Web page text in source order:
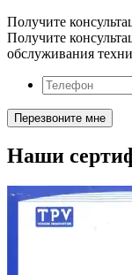
Получите
Получите
обслуживания
Наши